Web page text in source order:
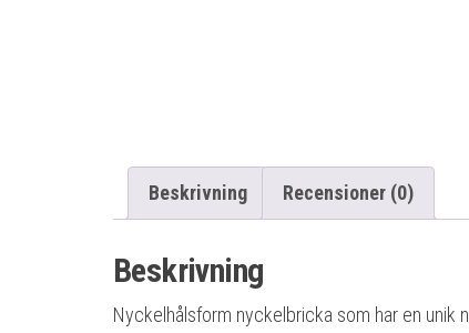
Beskrivning Recensioner (0)
Beskrivning
Nyckelhålsform nyckelbricka som har en